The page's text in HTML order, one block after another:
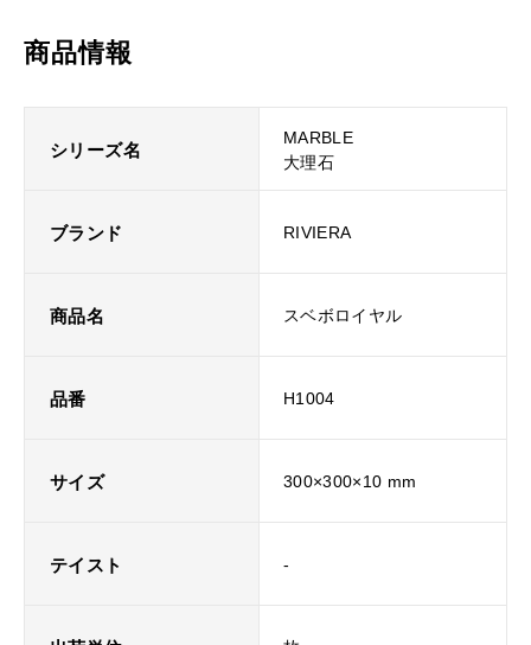
商品情報
シリーズ名
MARBLE
大理石
ブランド RIVIERA
商品名 スベボロイヤル
品番 H1004
サイズ 300×300×10 mm
テイスト -